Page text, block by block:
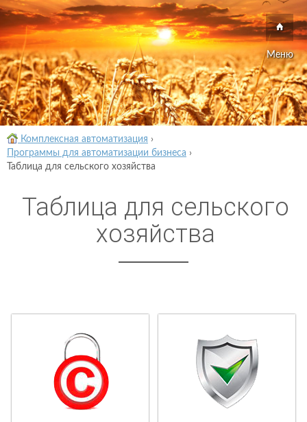
Меню
Комплексная автоматизация ›
Программы для автоматизации бизнеса ›
Таблица для сельского хозяйства
Таблица для сельского
хозяйства